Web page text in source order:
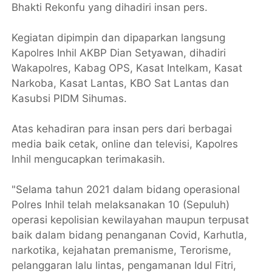
Bhakti Rekonfu yang dihadiri insan pers.
Kegiatan dipimpin dan dipaparkan langsung
Kapolres Inhil AKBP Dian Setyawan, dihadiri
Wakapolres, Kabag OPS, Kasat Intelkam, Kasat
Narkoba, Kasat Lantas, KBO Sat Lantas dan
Kasubsi PIDM Sihumas.
Atas kehadiran para insan pers dari berbagai
media baik cetak, online dan televisi, Kapolres
Inhil mengucapkan terimakasih.
"Selama tahun 2021 dalam bidang operasional
Polres Inhil telah melaksanakan 10 (Sepuluh)
operasi kepolisian kewilayahan maupun terpusat
baik dalam bidang penanganan Covid, Karhutla,
narkotika, kejahatan premanisme, Terorisme,
pelanggaran lalu lintas, pengamanan Idul Fitri,